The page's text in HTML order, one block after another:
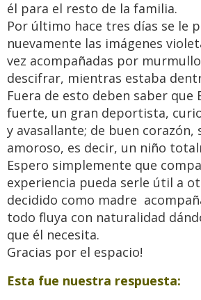
él para el resto de la familia.
Por último hace tres días se le
nuevamente las imágenes
vez acompañadas por
descifrar, mientras estaba
Fuera de esto deben saber que
fuerte, un gran deportista,
y avasallante; de buen corazón,
amoroso, es decir, un niño
Espero simplemente que
experiencia pueda serle útil a
decidido como madre
todo fluya con naturalidad
que él necesita.
Gracias por el espacio!
Esta fue nuestra respuesta: